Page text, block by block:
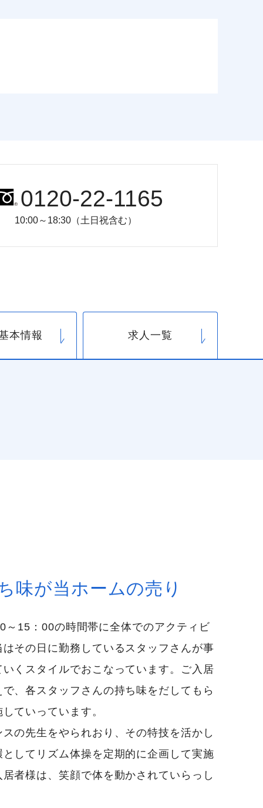
0120-22-1165
10:00～18:30（土日祝含む）
本情報 求人一覧
味が当ホームの売り
～15：00の時間帯に全体でのアクティビ
その日に勤務しているスタッフさんが事
くスタイルでおこなっています。ご入居
、各スタッフさんの持ち味をだしてもら
ていっています。
の先生をやられおり、その特技を活かし
してリズム体操を定期的に企画して実施
者様は、笑顔で体を動かされていらっし